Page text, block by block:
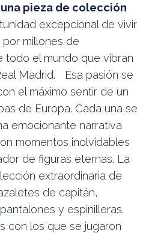
pieza de colección
excepcional de vivir
por millones de
todo el mundo que vibran
Madrid. Esa pasión se
el máximo sentir de un
de Europa. Cada una se
emocionante narrativa
momentos inolvidables
de figuras eternas. La
extraordinaria de
de capitán,
y espinilleras.
con los que se jugaron